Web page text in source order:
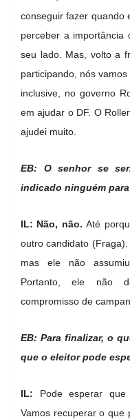
conseguir fazer quando
perceber a
seu lado. Mas, volto a
participando, nós
inclusive, no governo
em ajudar o DF. O
ajudei muito.
EB: O senhor se
indicado ninguém
IL: Não, não.Até
outro candidato
mas ele não assumiu
Portanto, ele não
compromisso de
EB: Para finalizar, o
que o eleitor pode
IL: Pode esperar
Vamos recuperar o que